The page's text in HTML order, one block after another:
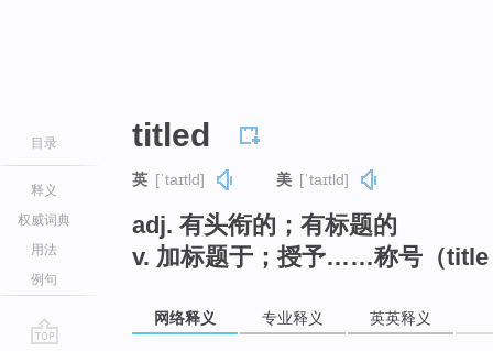
目录
释义
权威词典
用法
例句
titled
英 [ˈtaɪtld] 美 [ˈtaɪtld]
adj. 有头衔的；有标题的
v. 加标题于；授予……称号（title
网络释义 专业释义 英英释义